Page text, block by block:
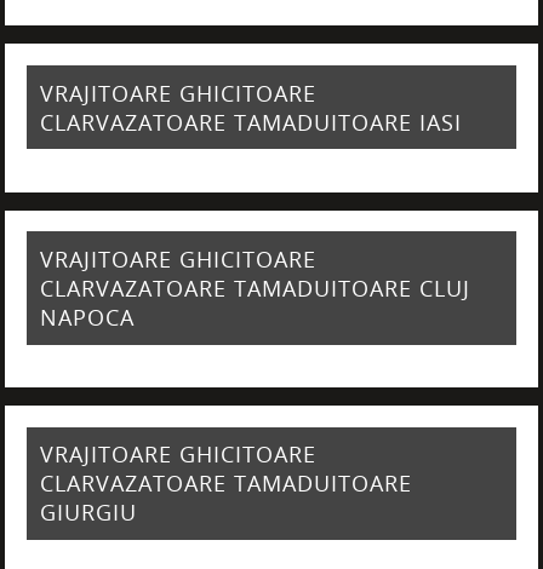
VRAJITOARE GHICITOARE
CLARVAZATOARE TAMADUITOARE IASI
VRAJITOARE GHICITOARE
CLARVAZATOARE TAMADUITOARE CLUJ
NAPOCA
VRAJITOARE GHICITOARE
CLARVAZATOARE TAMADUITOARE
GIURGIU